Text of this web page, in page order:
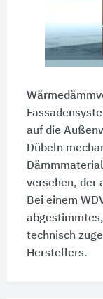
auf die
Dübeln
versehen, der
Bei einem
technisch
Herstellers.